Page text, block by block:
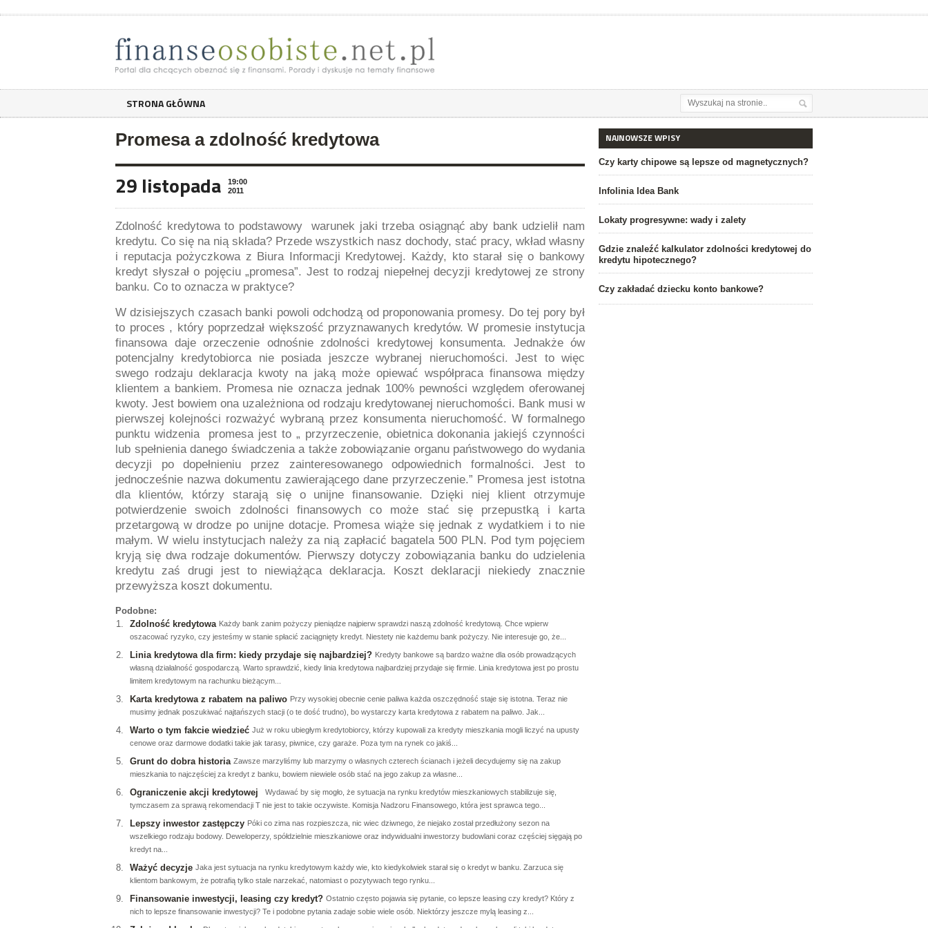
STRONA GŁÓWNA
Promesa a zdolność kredytowa
29 listopada
19:00
2011
Zdolność kredytowa to podstawowy warunek jaki trzeba osiągnąć aby bank udzielił nam
kredytu. Co się na nią składa? Przede wszystkich nasz dochody, stać pracy, wkład własny
i reputacja pożyczkowa z Biura Informacji Kredytowej. Każdy, kto starał się o bankowy
kredyt słyszał o pojęciu „promesa”. Jest to rodzaj niepełnej decyzji kredytowej ze strony
banku. Co to oznacza w praktyce?
W dzisiejszych czasach banki powoli odchodzą od proponowania promesy. Do tej pory był
to proces , który poprzedzał większość przyznawanych kredytów. W promesie instytucja
finansowa daje orzeczenie odnośnie zdolności kredytowej konsumenta. Jednakże ów
potencjalny kredytobiorca nie posiada jeszcze wybranej nieruchomości. Jest to więc
swego rodzaju deklaracja kwoty na jaką może opiewać współpraca finansowa między
klientem a bankiem. Promesa nie oznacza jednak 100% pewności względem oferowanej
kwoty. Jest bowiem ona uzależniona od rodzaju kredytowanej nieruchomości. Bank musi w
pierwszej kolejności rozważyć wybraną przez konsumenta nieruchomość. W formalnego
punktu widzenia promesa jest to „ przyrzeczenie, obietnica dokonania jakiejś czynności
lub spełnienia danego świadczenia a także zobowiązanie organu państwowego do wydania
decyzji po dopełnieniu przez zainteresowanego odpowiednich formalności. Jest to
jednocześnie nazwa dokumentu zawierającego dane przyrzeczenie.” Promesa jest istotna
dla klientów, którzy starają się o unijne finansowanie. Dzięki niej klient otrzymuje
potwierdzenie swoich zdolności finansowych co może stać się przepustką i karta
przetargową w drodze po unijne dotacje. Promesa wiąże się jednak z wydatkiem i to nie
małym. W wielu instytucjach należy za nią zapłacić bagatela 500 PLN. Pod tym pojęciem
kryją się dwa rodzaje dokumentów. Pierwszy dotyczy zobowiązania banku do udzielenia
kredytu zaś drugi jest to niewiążąca deklaracja. Koszt deklaracji niekiedy znacznie
przewyższa koszt dokumentu.
Podobne:
Zdolność kredytowa Każdy bank zanim pożyczy pieniądze najpierw sprawdzi naszą zdolność kredytową. Chce wpierw
oszacować ryzyko, czy jesteśmy w stanie spłacić zaciągnięty kredyt. Niestety nie każdemu bank pożyczy. Nie interesuje go, że...
Linia kredytowa dla firm: kiedy przydaje się najbardziej? Kredyty bankowe są bardzo ważne dla osób prowadzących
własną działalność gospodarczą. Warto sprawdzić, kiedy linia kredytowa najbardziej przydaje się firmie. Linia kredytowa jest po prostu
limitem kredytowym na rachunku bieżącym...
Karta kredytowa z rabatem na paliwo Przy wysokiej obecnie cenie paliwa każda oszczędność staje się istotna. Teraz nie
musimy jednak poszukiwać najtańszych stacji (o te dość trudno), bo wystarczy karta kredytowa z rabatem na paliwo. Jak...
Warto o tym fakcie wiedzieć Już w roku ubiegłym kredytobiorcy, którzy kupowali za kredyty mieszkania mogli liczyć na upusty
cenowe oraz darmowe dodatki takie jak tarasy, piwnice, czy garaże. Poza tym na rynek co jakiś...
Grunt do dobra historia Zawsze marzyliśmy lub marzymy o własnych czterech ścianach i jeżeli decydujemy się na zakup
mieszkania to najczęściej za kredyt z banku, bowiem niewiele osób stać na jego zakup za własne...
Ograniczenie akcji kredytowej
Wydawać by się mogło, że sytuacja na rynku kredytów mieszkaniowych stabilizuje się,
tymczasem za sprawą rekomendacji T nie jest to takie oczywiste. Komisja Nadzoru Finansowego, która jest sprawca tego...
Lepszy inwestor zastępczy Póki co zima nas rozpieszcza, nic wiec dziwnego, że niejako został przedłużony sezon na
wszelkiego rodzaju bodowy. Deweloperzy, spółdzielnie mieszkaniowe oraz indywidualni inwestorzy budowlani coraz częściej sięgają po
kredyt na...
Ważyć decyzje Jaka jest sytuacja na rynku kredytowym każdy wie, kto kiedykolwiek starał się o kredyt w banku. Zarzuca się
klientom bankowym, że potrafią tylko stale narzekać, natomiast o pozytywach tego rynku...
Finansowanie inwestycji, leasing czy kredyt? Ostatnio często pojawia się pytanie, co lepsze leasing czy kredyt? Który z
nich to lepsze finansowanie inwestycji? Te i podobne pytania zadaje sobie wiele osób. Niektórzy jeszcze mylą leasing z...
NAJNOWSZE WPISY
Czy karty chipowe są lepsze od magnetycznych?
Infolinia Idea Bank
Lokaty progresywne: wady i zalety
Gdzie znaleźć kalkulator zdolności kredytowej do
kredytu hipotecznego?
Czy zakładać dziecku konto bankowe?